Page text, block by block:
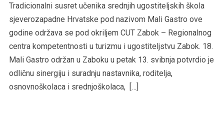
Tradicionalni susret učenika srednjih ugostiteljskih škola
sjeverozapadne Hrvatske pod nazivom Mali Gastro ove
godine održava se pod okriljem CUT Zabok – Regionalnog
centra kompetentnosti u turizmu i ugostiteljstvu Zabok. 18.
Mali Gastro održan u Zaboku u petak 13. svibnja potvrdio je
odličnu sinergiju i suradnju nastavnika, roditelja,
osnovnoškolaca i srednjoškolaca, […]